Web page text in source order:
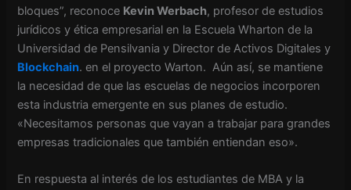
bloques”, reconoce Kevin Werbach, profesor de estudios
jurídicos y ética empresarial en la Escuela Wharton de la
Universidad de Pensilvania y Director de Activos Digitales y
Blockchain. en el proyectoWarton. Aún así, se mantiene
la necesidad de que las escuelas de negocios incorporen
esta industria emergente en sus planes de estudio.
«Necesitamos personas que vayan a trabajar para grandes
empresas tradicionales que también entiendan eso».
En respuesta al interés de los estudiantes de MBA y la